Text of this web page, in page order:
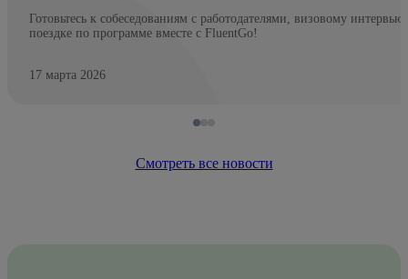
Готовьтесь к собеседованиям с работодателями, визовому интервью
поездке по программе вместе с FluentGo!
17 марта 2026
Смотреть все новости